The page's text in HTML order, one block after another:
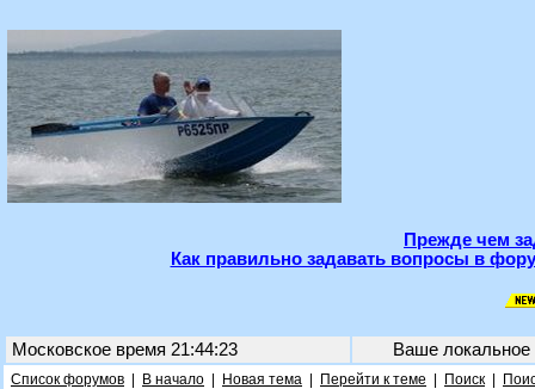
Прежде чем
Как правильно задавать вопросы в
Московское время 21:44:23 Ваше
Список форумов В начало Новая тема Перейти к теме Поиск